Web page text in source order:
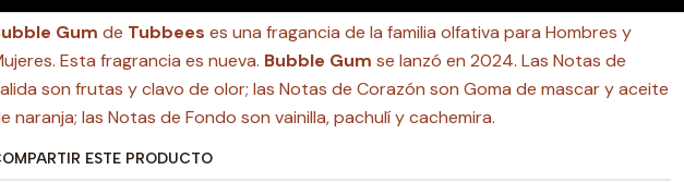
Gum de Tubbees es una fragancia de la familia olfativa para Hombres y
Esta fragrancia es nueva. Bubble Gum se lanzó en 2024. Las Notas de
son frutas y clavo de olor; las Notas de Corazón son Goma de mascar y aceite
naranja; las Notas de Fondo son vainilla, pachulí y cachemira.
ESTE PRODUCTO